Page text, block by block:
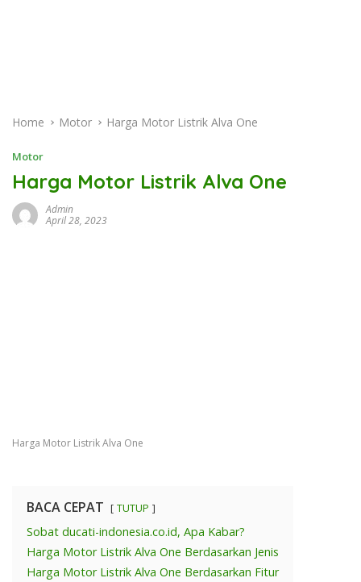
Home Motor Harga Motor Listrik Alva One
Motor
Harga Motor Listrik Alva One
Admin
April 28, 2023
Harga Motor Listrik Alva One
BACA CEPAT TUTUP
Sobat ducati-indonesia.co.id, Apa Kabar?
Harga Motor Listrik Alva One Berdasarkan Jenis
Harga Motor Listrik Alva One Berdasarkan Fitur